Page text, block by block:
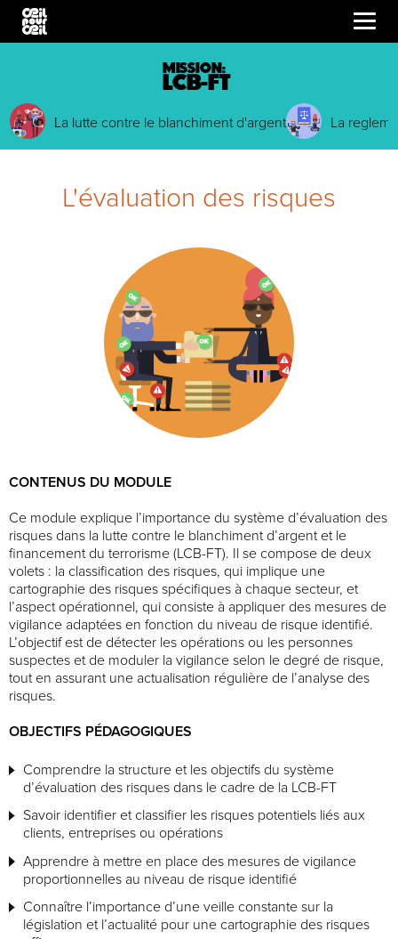
MISSION:
LCB-FT
La lutte contre le blanchiment d'argent La
L'évaluation des risques
CONTENUS DU MODULE
Ce module explique l’importance du système d’évaluation des
risques dans la lutte contre le blanchiment d’argent et le
financement du terrorisme (LCB-FT). Il se compose de deux
volets : la classification des risques, qui implique une
cartographie des risques spécifiques à chaque secteur, et
l’aspect opérationnel, qui consiste à appliquer des mesures de
vigilance adaptées en fonction du niveau de risque identifié.
L’objectif est de détecter les opérations ou les personnes
suspectes et de moduler la vigilance selon le degré de risque,
tout en assurant une actualisation régulière de l’analyse des
risques.
OBJECTIFS PÉDAGOGIQUES
Comprendre la structure et les objectifs du système
d’évaluation des risques dans le cadre de la LCB-FT
Savoir identifier et classifier les risques potentiels liés aux
clients, entreprises ou opérations
Apprendre à mettre en place des mesures de vigilance
proportionnelles au niveau de risque identifié
Connaître l’importance d’une veille constante sur la
législation et l’actualité pour une cartographie des risques